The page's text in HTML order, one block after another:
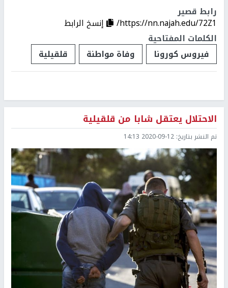
رابط قصير
https://nn.najah.edu/72Z1/
إنسخ الرابط
الكلمات المفتاحية
فيروس كورونا
وفاة مواطنة قلقيلية
الاحتلال يعتقل شابا من قلقيلية
تم النشر بتاريخ: 2020-09-12 14:13